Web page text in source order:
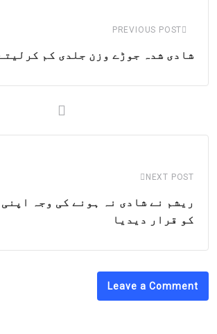
PREVIOUS POST
شادی شدہ جوڑے وزن جلدی کم
NEXT POST
ریشم نے شادی نہ ہونے کی وجہ
کو قرار دیدیا
Leave a Comment